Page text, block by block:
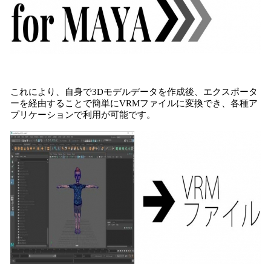
これにより、自身で3Dモデルデータを作成後、エクスポータ
ーを経由することで簡単にVRMファイルに変換でき、各種ア
プリケーションで利用が可能です。